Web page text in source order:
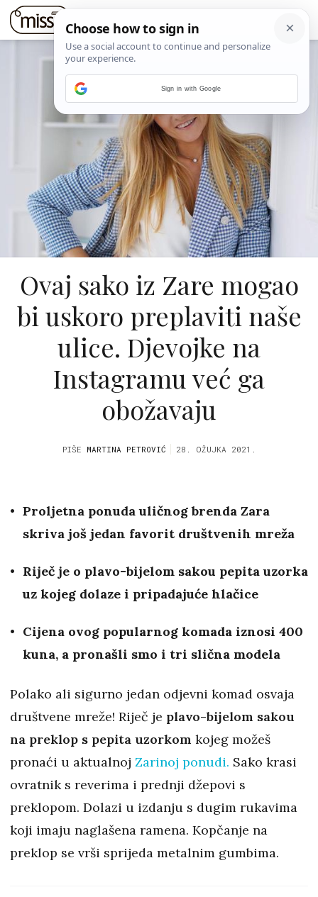
Ovaj sako iz Zare mogao
bi uskoro preplaviti naše
ulice. Djevojke na
Instagramu već ga
obožavaju
PIŠE MARTINA PETROVIĆ 28. OŽUJKA 2021.
Proljetna ponuda uličnog brenda Zara
skriva još jedan favorit društvenih mreža
Riječ je o plavo-bijelom sakou pepita uzorka
uz kojeg dolaze i pripadajuće hlačice
Cijena ovog popularnog komada iznosi 400
kuna, a pronašli smo i tri slična modela
Polako ali sigurno jedan odjevni komad osvaja
društvene mreže! Riječ je plavo-bijelom sakou
na preklop s pepita uzorkom kojeg možeš
pronaći u aktualnoj Zarinoj ponudi. Sako krasi
ovratnik s reverima i prednji džepovi s
preklopom. Dolazi u izdanju s dugim rukavima
koji imaju naglašena ramena. Kopčanje na
preklop se vrši sprijeda metalnim gumbima.
Sign in with Google